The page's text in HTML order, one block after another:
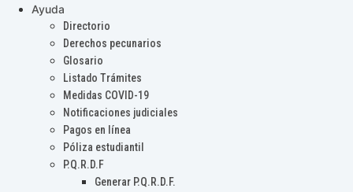
Ayuda
Directorio
Derechos pecunarios
Glosario
Listado Trámites
Medidas COVID-19
Notificaciones judiciales
Pagos en línea
Póliza estudiantil
P.Q.R.D.F
Generar P.Q.R.D.F.